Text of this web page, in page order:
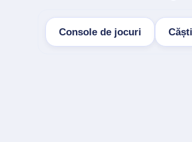
Console de jocuri Căști